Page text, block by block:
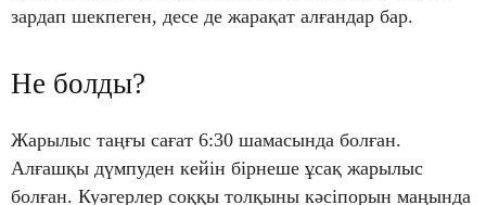
зардап шекпеген, десе де жарақат алғандар бар.
Не болды?
Жарылыс таңғы сағат 6:30 шамасында болған.
Алғашқы дүмпуден кейін бірнеше ұсақ жарылыс
болған. Куәгерлер соққы толқыны кәсіпорын маңында